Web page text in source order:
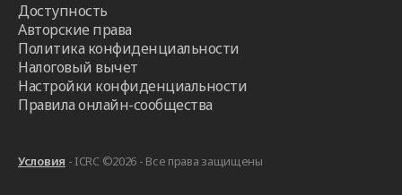
Доступность
Авторские права
Политика конфиденциальности
Налоговый вычет
Настройки конфиденциальности
Правила онлайн-сообщества
Условия - ICRC ©2026 - Все права защищены